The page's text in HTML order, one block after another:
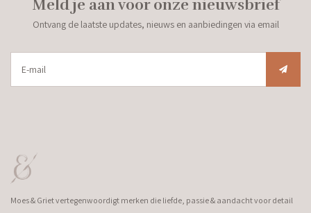
Meld je aan voor onze nieuwsbrief
Ontvang de laatste updates, nieuws en aanbiedingen via email
Moes & Griet vertegenwoordigt merken die liefde, passie & aandacht voor detail